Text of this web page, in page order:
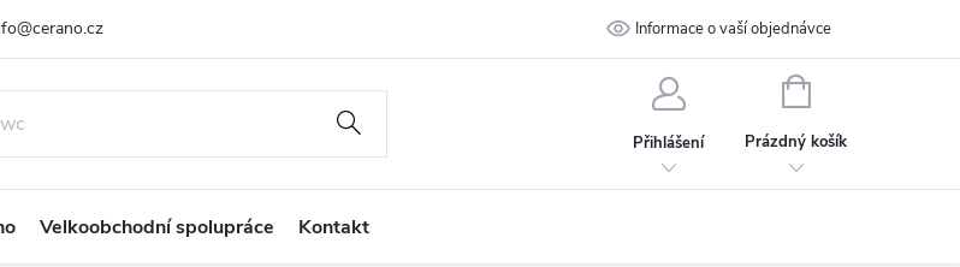
400 232
na míru Ochrana osobních údajů Kontakt
Informace o vaší objednávce
Přihlášení
NÁKUPNÍ
Prázdný košík
Velkoobchodní spolupráce Kontakt